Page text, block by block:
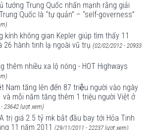
tướng Trung Quốc nhấn mạnh rằng giải
Quốc là “tự quản” – “self-governess”
kính không gian Kepler giúp tìm thấy 11
26 hành tinh lạ ngoài vũ trụ (02/02/2012 - 20933
thêm nhiều xa lộ nóng - HOT Highways
Nam tăng lên đến 87 triệu người vào ngày
mỗi năm tăng thêm 1 triệu người Việt ở
23642 lượt xem)
trị giá 2.5 tỷ mk bắt đầu bay tới Hỏa Tinh
11 năm 2011 (29/11/2011 - 22237 lượt xem)